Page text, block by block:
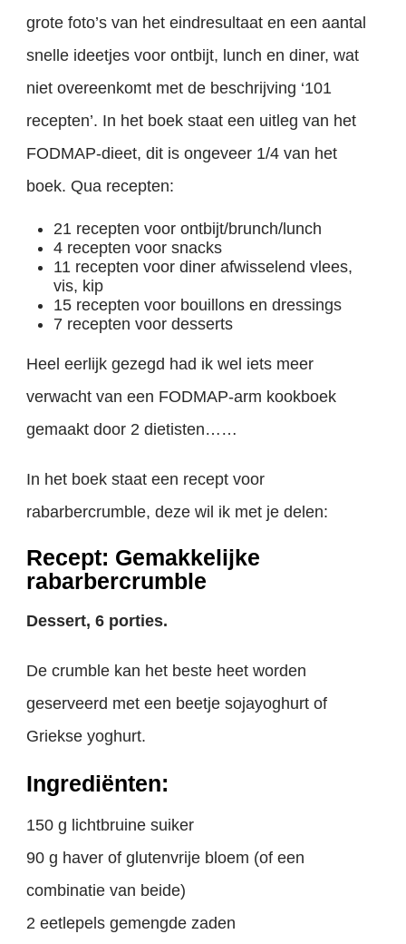
grote foto’s van het eindresultaat en een aantal
snelle ideetjes voor ontbijt, lunch en diner, wat
niet overeenkomt met de beschrijving ‘101
recepten’. In het boek staat een uitleg van het
FODMAP-dieet, dit is ongeveer 1/4 van het
boek. Qua recepten:
21 recepten voor ontbijt/brunch/lunch
4 recepten voor snacks
11 recepten voor diner afwisselend vlees,
vis, kip
15 recepten voor bouillons en dressings
7 recepten voor desserts
Heel eerlijk gezegd had ik wel iets meer
verwacht van een FODMAP-arm kookboek
gemaakt door 2 dietisten……
In het boek staat een recept voor
rabarbercrumble, deze wil ik met je delen:
Recept: Gemakkelijke
rabarbercrumble
Dessert, 6 porties.
De crumble kan het beste heet worden
geserveerd met een beetje sojayoghurt of
Griekse yoghurt.
Ingrediënten:
150 g lichtbruine suiker
90 g haver of glutenvrije bloem (of een
combinatie van beide)
2 eetlepels gemengde zaden